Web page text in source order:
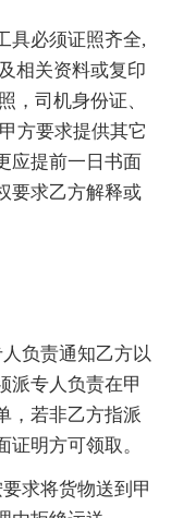
具必须证照齐全,
相关资料或复印
，司机身份证、
方要求提供其它
应提前一日书面
要求乙方解释或
负责通知乙方以
派专人负责在甲
，若非乙方指派
明方可领取。
求将货物送到甲